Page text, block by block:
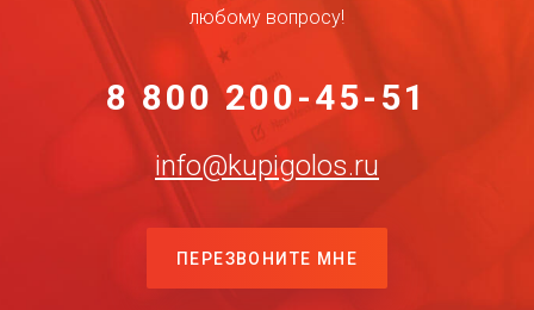
любому вопросу!
8 800 200-45-51
info@kupigolos.ru
ПЕРЕЗВОНИТЕ МНЕ